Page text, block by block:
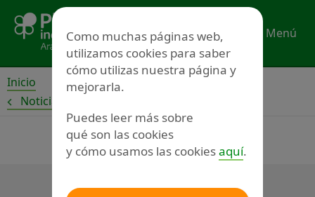
contenido
Menú
Inicio
Noticias
Como muchas páginas web,
utilizamos cookies para saber
cómo utilizas nuestra página y
mejorarla.
Puedes leer más sobre
qué son las cookies
y cómo usamos las cookiesaquí.